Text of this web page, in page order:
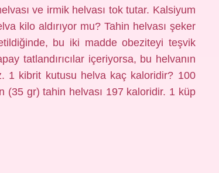
ve irmik helvası tok tutar. Kalsiyum
kilo aldırıyor mu? Tahin helvası şeker
bu iki madde obeziteyi teşvik
tatlandırıcılar içeriyorsa, bu helvanın
1 kibrit kutusu helva kaç kaloridir? 100
(35 gr) tahin helvası 197 kaloridir. 1 küp